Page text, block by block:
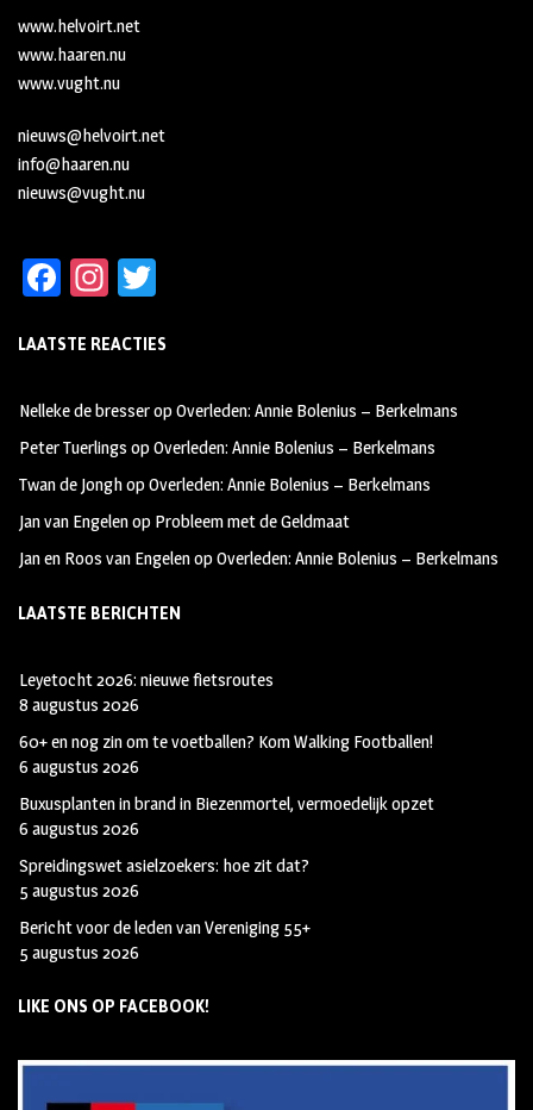
www.helvoirt.net
www.haaren.nu
www.vught.nu
nieuws@helvoirt.net
info@haaren.nu
nieuws@vught.nu
Fa
b
oo
k
In
ag
m
tt
LAATSTE REACTIES
Nelleke de bresseropOverleden: Annie Bolenius – Berkelmans
Peter Tuerlings opOverleden: Annie Bolenius – Berkelmans
Twan de JonghopOverleden: Annie Bolenius – Berkelmans
Jan van Engelenop Probleem met de Geldmaat
Jan en Roos van EngelenopOverleden: Annie Bolenius – Berkelmans
LAATSTE BERICHTEN
Leyetocht 2026: nieuwe fietsroutes
8 augustus 2026
60+ en nog zin om te voetballen? Kom Walking Footballen!
6 augustus 2026
Buxusplanten in brand in Biezenmortel, vermoedelijk opzet
6 augustus 2026
Spreidingswet asielzoekers: hoe zit dat?
5 augustus 2026
Bericht voor de leden van Vereniging 55+
5 augustus 2026
LIKE ONS OP FACEBOOK!